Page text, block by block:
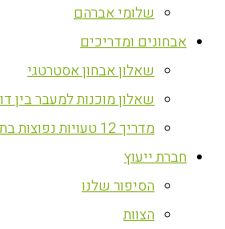
שלומי אברהם
אבחונים ומדריכים
שאלון אבחון אסטרטגי
שאלון מוכנות למעבר בין
מדריך 12 טעויות נפוצות בתהליך מעבר בין דורי
חברת ייעוץ
הסיפור שלנו
הצוות